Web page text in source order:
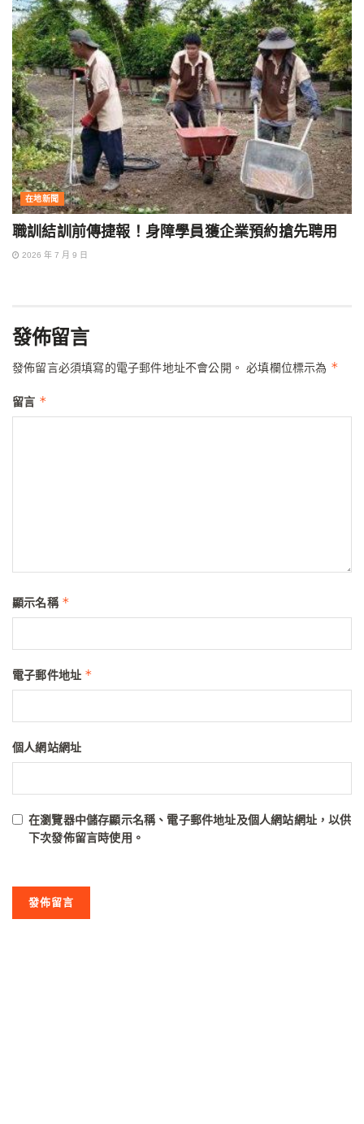
在地新聞
職訓結訓前傳捷報！身障學員獲企業預約搶先聘用
2026 年 7 月 9 日
發佈留言
發佈留言必須填寫的電子郵件地址不會公開。 必填欄位標示為 *
留言 *
顯示名稱 *
電子郵件地址 *
個人網站網址
在瀏覽器中儲存顯示名稱、電子郵件地址及個人網站網址，以供
下次發佈留言時使用。